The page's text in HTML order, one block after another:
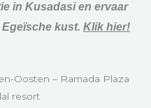
in Kusadasi en ervaar
kust. Klik hier!